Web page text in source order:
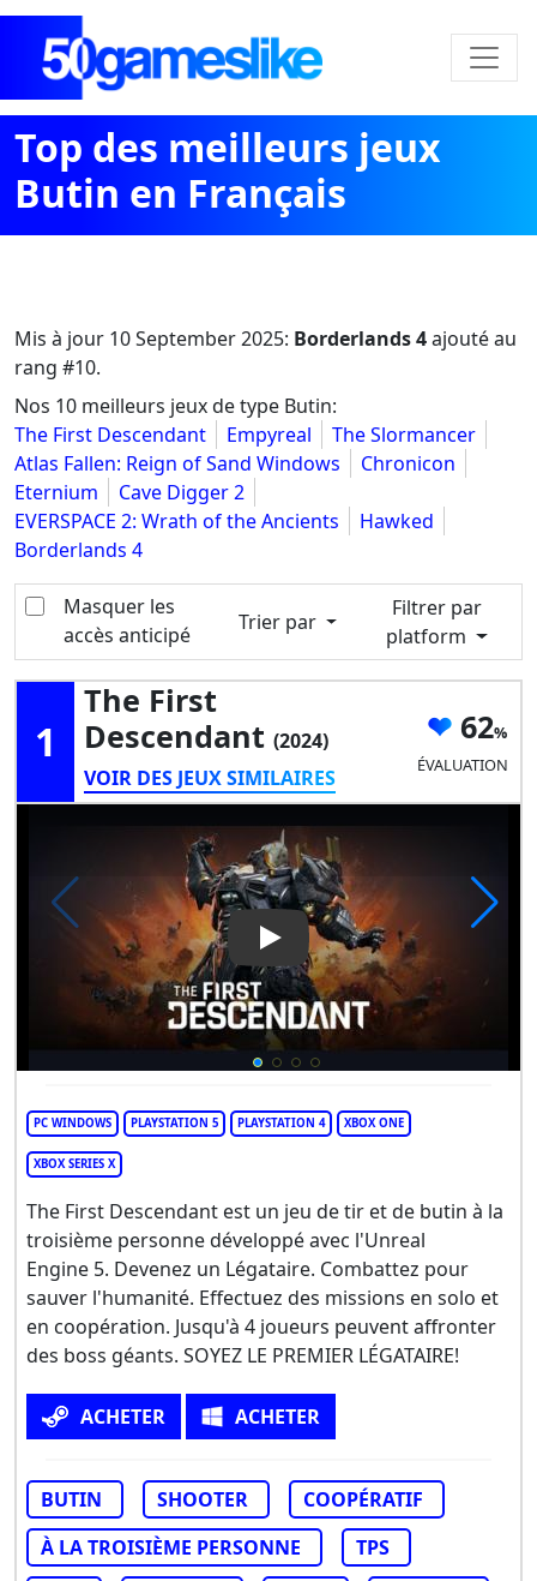
Top des meilleurs jeux
Butin en Français
Mis à jour 10 September 2025: Borderlands 4ajouté au
rang #10.
Nos 10 meilleurs jeux de type Butin:
The First Descendant
Empyreal
The Slormancer
Atlas Fallen: Reign of Sand Windows
Chronicon
Eternium
Cave Digger 2
EVERSPACE 2: Wrath of the Ancients
Hawked
Borderlands 4
Masquer les
accès anticipé
Trier par
Filtrer par
platform
1
The First
Descendant (2024)
VOIR DES JEUX SIMILAIRES
62
ÉVALUATION
Play Video: The First
PC WINDOWS PLAYSTATION 5 PLAYSTATION 4 XBOX ONE
XBOX SERIES X
The First Descendant est un jeu de tir et de butin à la
troisième personne développé avec l'Unreal
Engine 5. Devenez un Légataire. Combattez pour
sauver l'humanité. Effectuez des missions en solo et
en coopération. Jusqu'à 4 joueurs peuvent affronter
des boss géants. SOYEZ LE PREMIER LÉGATAIRE!
ACHETER ACHETER
BUTIN SHOOTER
COOPÉRATIF
À LA TROISIÈME PERSONNE
TPS